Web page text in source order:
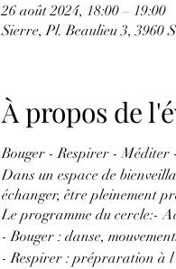
26 août 2024, 18:00 – 19:00
Sierre, Pl. Beaulieu 3, 3960
À propos de
Bouger - Respirer -
Dans un espace de
échanger, être pleinement
Le programme du cercle:-
- Bouger : danse,
- Respirer : prépraration à